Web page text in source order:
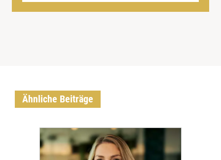
Ähnliche Beiträge